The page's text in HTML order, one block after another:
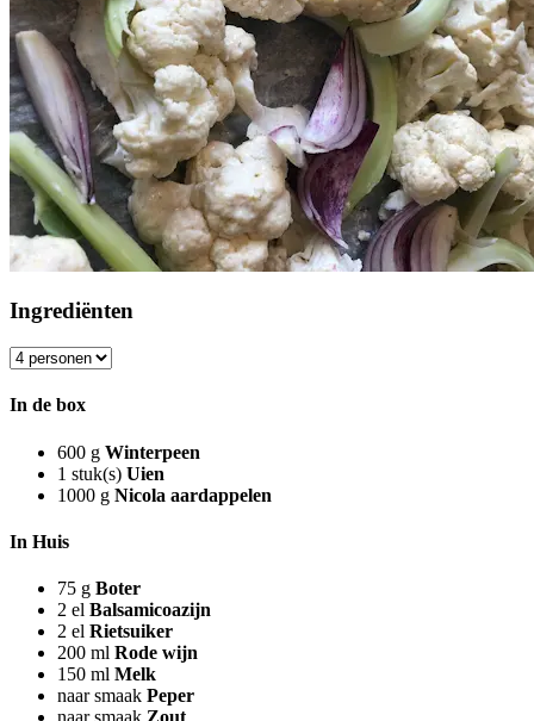
Ingrediënten
In de box
600 g Winterpeen
1 stuk(s) Uien
1000 g Nicola aardappelen
In Huis
75 g Boter
2 el Balsamicoazijn
2 el Rietsuiker
200 ml Rode wijn
150 ml Melk
naar smaak Peper